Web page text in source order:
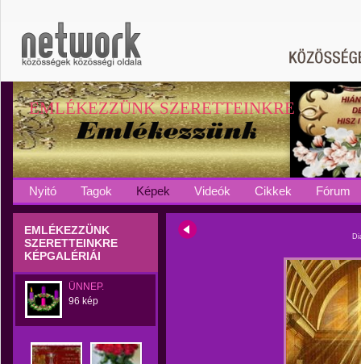
EMLÉKEZZÜNK SZERETTEINKRE
Nyitó Tagok Képek Videók Cikkek Fórum
EMLÉKEZZÜNK
SZERETTEINKRE
KÉPGALÉRIÁI
ÜNNEP.
96 kép